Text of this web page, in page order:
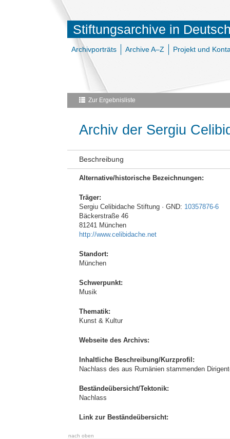
Stiftungsarchive in
Archivporträts Archive A–Z Projekt und
Zur Ergebnisliste
Archiv der Sergiu
Beschreibung
Alternative/historische Bezeichnungen:
Träger:
Sergiu Celibidache Stiftung · GND: 10357876-6
Bäckerstraße 46
81241 München
http://www.celibidache.net
Standort:
München
Schwerpunkt:
Musik
Thematik:
Kunst & Kultur
Webseite des Archivs:
Inhaltliche Beschreibung/Kurzprofil:
Nachlass des aus Rumänien stammenden
Beständeübersicht/Tektonik:
Nachlass
Link zur Beständeübersicht:
nach oben